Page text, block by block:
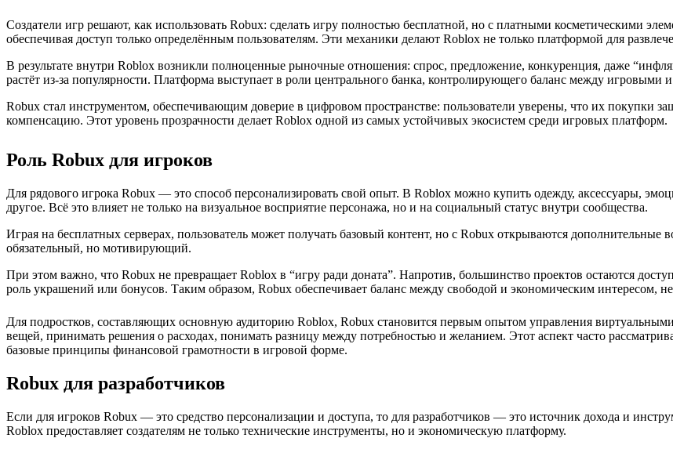
Создатели игр решают, как использовать Robux: сделать игру полностью бесплатной, но с платными косметическими
обеспечивая доступ только определённым пользователям. Эти механики делают Roblox не только платформой для
В результате внутри Roblox возникли полноценные рыночные отношения: спрос, предложение, конкуренция, даже
растёт из-за популярности. Платформа выступает в роли центрального банка, контролирующего баланс между игровыми
Robux стал инструментом, обеспечивающим доверие в цифровом пространстве: пользователи уверены, что их покупки
компенсацию. Этот уровень прозрачности делает Roblox одной из самых устойчивых экосистем среди игровых платформ.
Роль Robux для игроков
Для рядового игрока Robux — это способ персонализировать свой опыт. В Roblox можно купить одежду, аксессуары,
другое. Всё это влияет не только на визуальное восприятие персонажа, но и на социальный статус внутри сообщества.
Играя на бесплатных серверах, пользователь может получать базовый контент, но с Robux открываются
обязательный, но мотивирующий.
При этом важно, что Robux не превращает Roblox в “игру ради доната”. Напротив, большинство проектов остаются
роль украшений или бонусов. Таким образом, Robux обеспечивает баланс между свободой и экономическим интересом,
Для подростков, составляющих основную аудиторию Roblox, Robux становится первым опытом управления
вещей, принимать решения о расходах, понимать разницу между потребностью и желанием. Этот аспект часто
базовые принципы финансовой грамотности в игровой форме.
Robux для разработчиков
Если для игроков Robux — это средство персонализации и доступа, то для разработчиков — это источник дохода и
Roblox предоставляет создателям не только технические инструменты, но и экономическую платформу.